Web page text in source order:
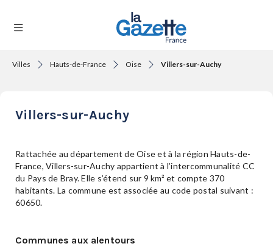
FORMATS
Villes Hauts-de-France Oise Villers-sur-Auchy
Villers-sur-Auchy
Rattachée au département de Oise et à la région Hauts-de-
France, Villers-sur-Auchy appartient à l’intercommunalité CC
du Pays de Bray. Elle s’étend sur 9 km² et compte 370
habitants. La commune est associée au code postal suivant :
60650.
Communes aux alentours